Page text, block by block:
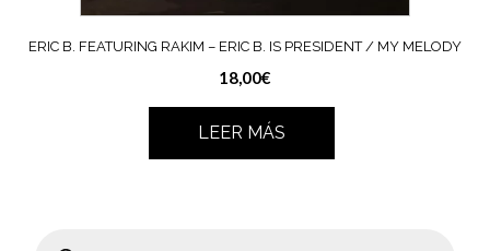
ERIC B. FEATURING RAKIM – ERIC B. IS PRESIDENT / MY MELODY
18,00€
LEER MÁS